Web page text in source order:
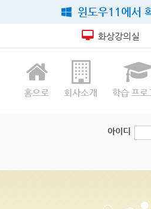
윈도우11에서
화상강의실
홈으로 회사소개 학습 프로
아이디